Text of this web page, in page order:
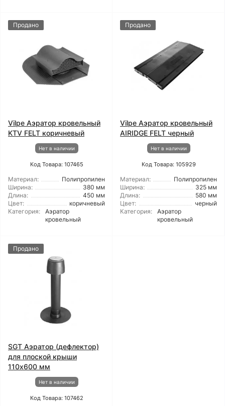
Продано
Vilpe Аэратор кровельный
KTV FELT коричневый
Нет в наличии
Код Товара: 107465
Материал:
Полипропилен
Ширина:
380 мм
Длина:
450 мм
Цвет:
коричневый
Категория:
Аэратор
кровельный
Продано
Vilpe Аэратор кровельный
AIRIDGE FELT черный
Нет в наличии
Код Товара: 105929
Материал:
Полипропилен
Ширина:
325 мм
Длина:
580 мм
Цвет:
черный
Категория:
Аэратор
кровельный
Продано
SGT Аэратор (дефлектор)
для плоской крыши
110х600 мм
Нет в наличии
Код Товара: 107462